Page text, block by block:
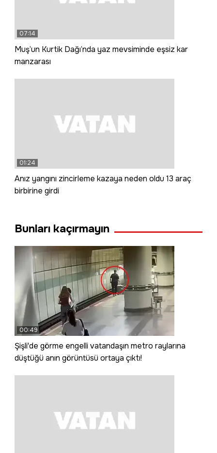
07:14
Muş’un Kurtik Dağı’nda yaz mevsiminde eşsiz kar
manzarası
01:24
Anız yangını zincirleme kazaya neden oldu 13 araç
birbirine girdi
Bunları kaçırmayın
00:49
Şişli'de görme engelli vatandaşın metro raylarına
düştüğü anın görüntüsü ortaya çıktı!